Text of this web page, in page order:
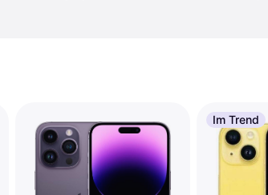
Im Trend